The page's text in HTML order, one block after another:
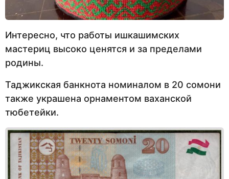
Интересно, что работы ишкашимских
мастериц высоко ценятся и за пределами
родины.
Таджикская банкнота номиналом в 20 сомони
также украшена орнаментом ваханской
тюбетейки.